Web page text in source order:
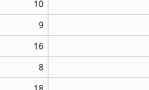
10
9
16
8